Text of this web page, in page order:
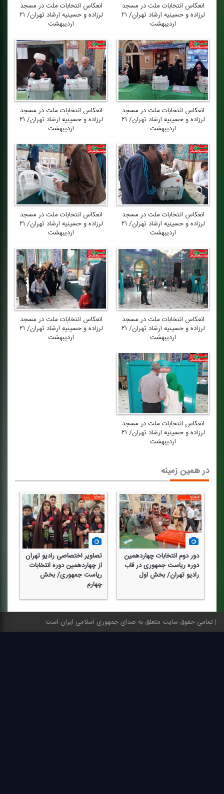
انعكاس انتخابات ملت در مسجد
لرزاده و حسینیه ارشاد تهران/ ۲۱
اردیبهشت
انعكاس انتخابات ملت در مسجد
لرزاده و حسینیه ارشاد تهران/ ۲۱
اردیبهشت
انعكاس انتخابات ملت در مسجد
لرزاده و حسینیه ارشاد تهران/ ۲۱
اردیبهشت
انعكاس انتخابات ملت در مسجد
لرزاده و حسینیه ارشاد تهران/ ۲۱
اردیبهشت
انعكاس انتخابات ملت در مسجد
لرزاده و حسینیه ارشاد تهران/ ۲۱
اردیبهشت
انعكاس انتخابات ملت در مسجد
لرزاده و حسینیه ارشاد تهران/ ۲۱
اردیبهشت
انعكاس انتخابات ملت در مسجد
لرزاده و حسینیه ارشاد تهران/ ۲۱
اردیبهشت
انعكاس انتخابات ملت در مسجد
لرزاده و حسینیه ارشاد تهران/ ۲۱
اردیبهشت
انعكاس انتخابات ملت در مسجد
لرزاده و حسینیه ارشاد تهران/ ۲۱
اردیبهشت
در همین زمینه
دور دوم انتخابات چهاردهمین
دوره ریاست جمهوری در قاب
رادیو تهران/ بخش اول
تصاویر اختصاصی رادیو تهران
از چهاردهمین دوره انتخابات
ریاست جمهوری/ بخش
چهارم
تمامی حقوق سایت متعلق به صدای جمهوری اسلامی ایران است